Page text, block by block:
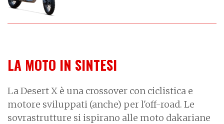
LA MOTO IN SINTESI
La Desert X è una crossover con ciclistica e
motore sviluppati (anche) per l'off-road. Le
sovrastrutture si ispirano alle moto dakariane